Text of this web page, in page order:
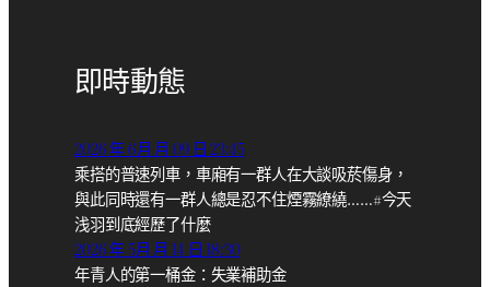
即時動態
2026 年 6月 月 09 日 23:45
乘搭的普速列車，車廂有一群人在大談吸菸傷身，
與此同時還有一群人總是忍不住煙霧繚繞……#今天
浅羽到底經歷了什麼
2026 年 5月 月 14 日 18:30
年青人的第一桶金：失業補助金